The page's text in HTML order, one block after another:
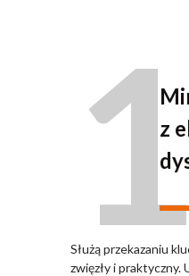
z
Służą przekazaniu
zwięzły i praktyczny.